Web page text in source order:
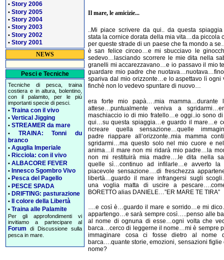
• Story 2006
• Story 2005
• Story 2004
• Story 2003
• Story 2002
• Story 2001
NEWS
Pesci e Tecniche
Tecniche di pesca, traina
costiera e in altura, bolentino,
con il palamito, per le più
importanti specie di pesci.
• Traina con il vivo
• Vertical Jigging
• STREAMER da mare
• TRAINA: Tonni du
branco
• Aguglia Imperiale
• Ricciola: con il vivo
• ALBACORE FEVER
• Innesco Sgombro Vivo
• Pesca del Pagello
• PESCE SPADA
• DRIFTING: pasturazione
• Il colore della Libertà
• Traina alle Palamite
Per gli approfondimenti vi
invitiamo a partecipare al
Forum di Discussione sulla
pesca in mare.
Il mare, le amicizie...
..Mi piace scrivere da qui.. da questa
stata la cornice dorata della mia vita…da piccola
per queste strade di un paese che fa mondo a
è san felice circeo…e mi sbucciavo le
sedevo…lasciando scorrere le mie dita nella
granelli mi accarezzavano…e io passavo il mio
guardare mio padre che
spariva dal mio orizzonte…e lo aspettavo lì
finchè non lo vedevo spuntare di nuovo…
era forte mio papà….mia mamma…durante
attese…puntualmente veniva a
maschiaccio io di mio fratello…e oggi..io sono
qui…su questa spiaggia…e guardo il mare…e
ricreare quella sensazione…quelle
padre riappare all’orizzonte..mia mamma
sgridarmi…ma questo solo nel mio cuore e
anima…il mare non mi ridarà mio padre…la
non mi restituirà mia madre….le dita nella
quelle sì…continuo ad infilarle…e avverto la
piacevole sensazione….di freschezza
libertà…guardo il mare infrangersi sugli
una voglia matta di uscire a
BORETTO alias DANIELE…”ER MARE TE TIRA”
….e così è…guardo il mare e sorrido…e mi
appartengo…e sarà sempre così…..penso alle
al nome di ognuna di esse…ogni volta che
barca…cerco di leggerne il nome…mi è sempre
immaginare cosa ci fosse dietro al nome
barca….quante storie, emozioni, sensazioni figlie
nome?